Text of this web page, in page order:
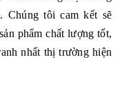
Chúng tôi cam kết sẽ
phẩm chất lượng tốt,
nhất thị trường hiện